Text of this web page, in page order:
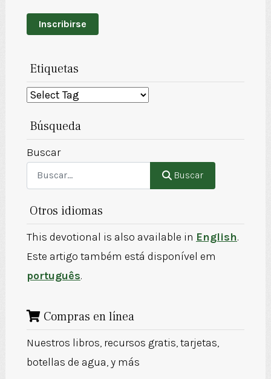
Inscribirse
Etiquetas
Búsqueda
Buscar
Buscar
Otros idiomas
This devotional is also available in English.
Este artigo também está disponível em
português.
Compras en línea
Nuestros libros, recursos gratis, tarjetas,
botellas de agua, y más